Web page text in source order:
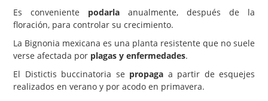
Es conveniente podarla anualmente, después de la
floración, para controlar su crecimiento.
La Bignonia mexicana es una planta resistente que no suele
verse afectada por plagas y enfermedades.
El Distictis buccinatoria se propaga a partir de esquejes
realizados en verano y por acodo en primavera.